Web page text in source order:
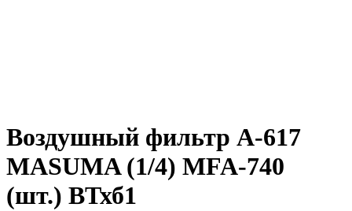
Воздушный фильтр A-617
MASUMA (1/4) MFA-740
(шт.) ВТхб1